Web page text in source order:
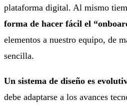
plataforma digital. Al mismo
forma de hacer fácil el
elementos a nuestro equipo, de
sencilla.
Un sistema de diseño es
debe adaptarse a los avances